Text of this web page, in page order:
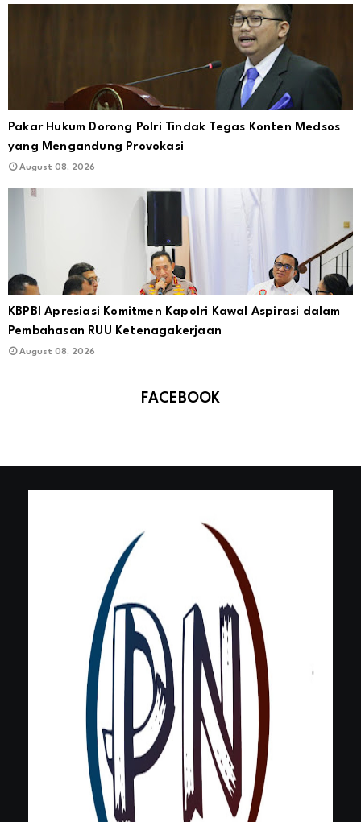
Pakar Hukum Dorong Polri Tindak Tegas Konten Medsos
yang Mengandung Provokasi
August 08, 2026
KBPBI Apresiasi Komitmen Kapolri Kawal Aspirasi dalam
Pembahasan RUU Ketenagakerjaan
August 08, 2026
FACEBOOK